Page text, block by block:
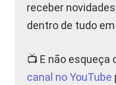
receber
dentro de tudo
📺 E não esqueça
canal no YouTube